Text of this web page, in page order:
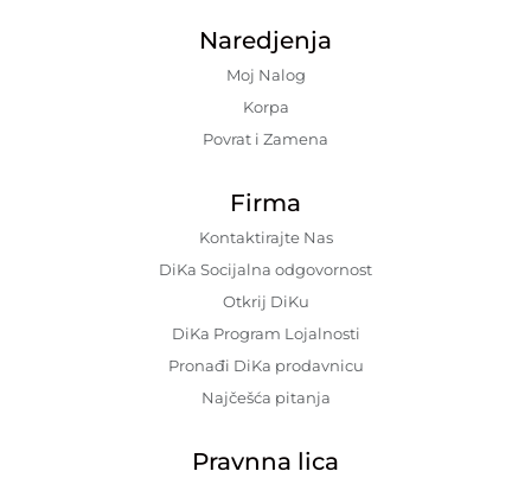
Naredjenja
Moj Nalog
Korpa
Povrat i Zamena
Firma
Kontaktirajte Nas
DiKa Socijalna odgovornost
Otkrij DiKu
DiKa Program Lojalnosti
Pronađi DiKa prodavnicu
Najčešća pitanja
Pravnna lica